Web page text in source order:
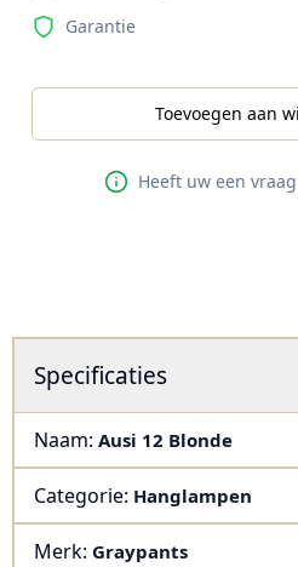
Garantie
Toevoegen aan
Heeft uw een
Specificaties
Naam: Ausi 12 Blonde
Categorie: Hanglampen
Merk: Graypants